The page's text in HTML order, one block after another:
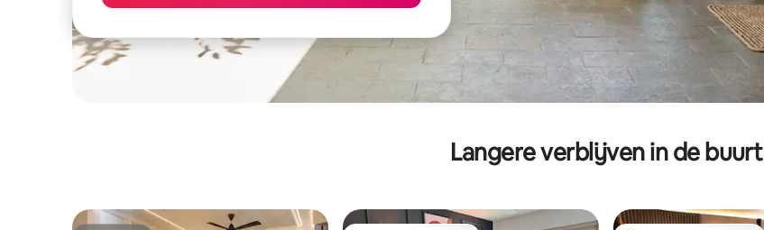
Langere verblijven in de buurt